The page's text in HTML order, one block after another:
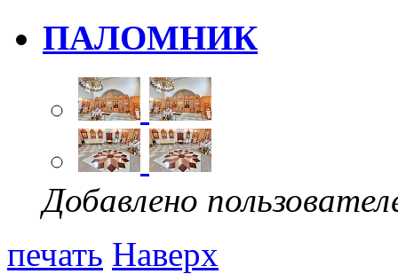
ПАЛОМНИК
Добавлено
печать Наверх